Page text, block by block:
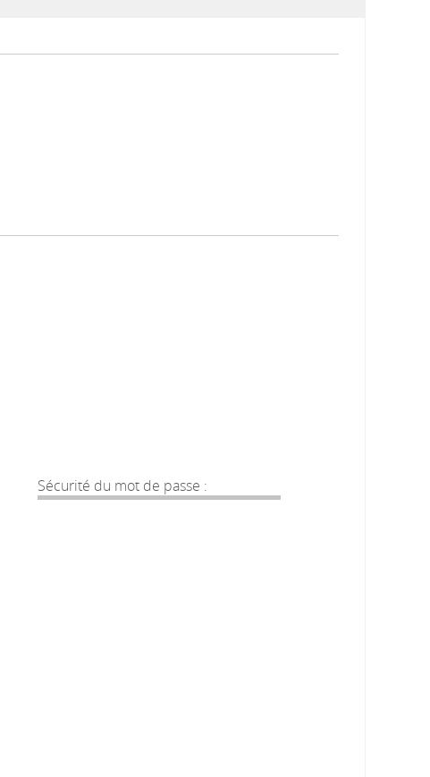
Sécurité du mot de passe :